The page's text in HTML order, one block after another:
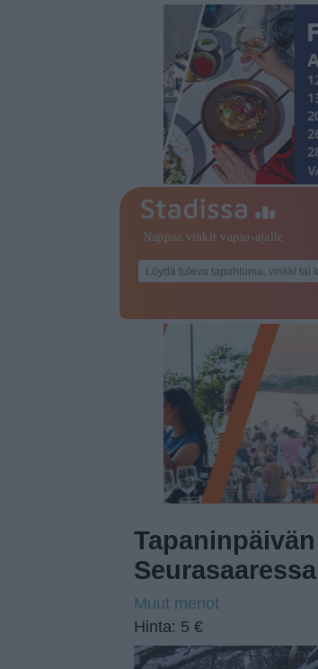
Seurasaaressa
Muut menot
Hinta: 5 €